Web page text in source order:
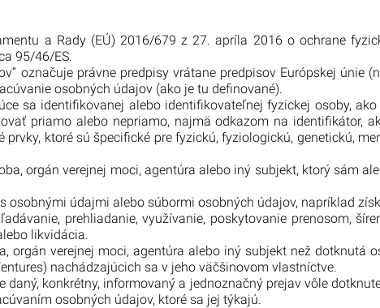
a Rady (EÚ) 2016/679 z 27. apríla 2016 o ochrane
95/46/ES.
označuje právne predpisy vrátane predpisov Európskej únie
osobných údajov (ako je tu definované).
sa identifikovanej alebo identifikovateľnej fyzickej osoby,
priamo alebo nepriamo, najmä odkazom na identifikátor,
prvky, ktoré sú špecifické pre fyzickú, fyziologickú, genetickú,
orgán verejnej moci, agentúra alebo iný subjekt, ktorý sám
osobnými údajmi alebo súbormi osobných údajov, napríklad
prehliadanie, využívanie, poskytovanie prenosom,
likvidácia.
orgán verejnej moci, agentúra alebo iný subjekt než dotknutá
nachádzajúcich sa v jeho väčšinovom vlastníctve.
daný, konkrétny, informovaný a jednoznačný prejav vôle
osobných údajov, ktoré sa jej týkajú.